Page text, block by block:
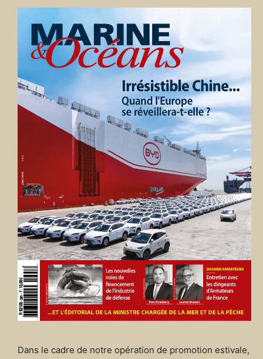
Dans le cadre de notre opération de promotion estivale,